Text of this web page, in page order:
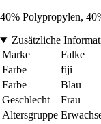
40% Polypropylen,
Zusätzliche
Marke
Falke
Farbe
fiji
Farbe
Blau
Geschlecht
Frau
Altersgruppe